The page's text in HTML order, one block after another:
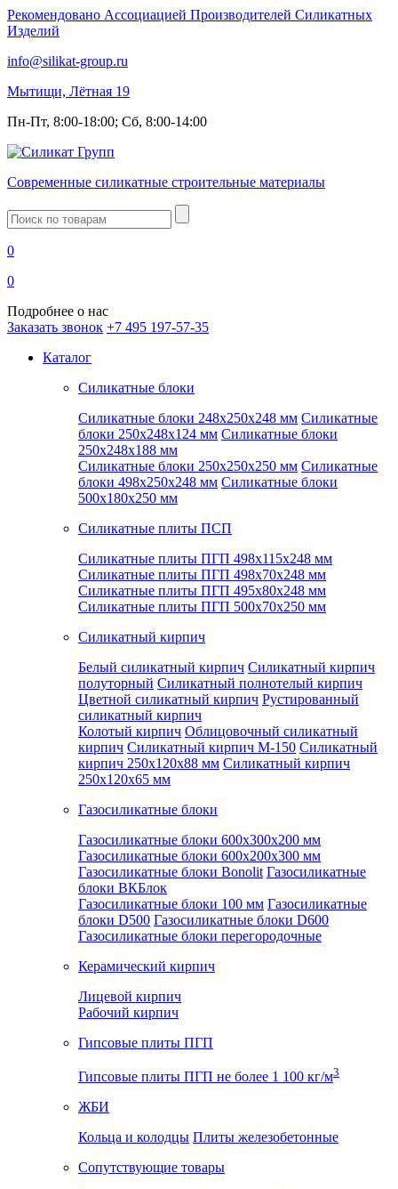
Рекомендовано Ассоциацией Производителей Силикатных
Изделий
info@silikat-group.ru
Мытищи, Лётная 19
Пн-Пт, 8:00-18:00; Сб, 8:00-14:00
Современные силикатные строительные материалы
Введите
запрос
0
0
Подробнее о нас
Заказать звонок +7 495 197-57-35
Каталог
Силикатные блоки
Силикатные блоки 248x250x248 мм Силикатные
блоки 250x248x124 мм Силикатные блоки
250x248x188 мм
Силикатные блоки 250x250x250 мм Силикатные
блоки 498x250x248 мм Силикатные блоки
500x180x250 мм
Силикатные плиты ПСП
Силикатные плиты ПГП 498x115x248 мм
Силикатные плиты ПГП 498x70x248 мм
Силикатные плиты ПГП 495x80x248 мм
Силикатные плиты ПГП 500x70x250 мм
Силикатный кирпич
Белый силикатный кирпич Силикатный кирпич
полуторный Силикатный полнотелый кирпич
Цветной силикатный кирпич Рустированный
силикатный кирпич
Колотый кирпич Облицовочный силикатный
кирпич Силикатный кирпич М-150 Силикатный
кирпич 250x120x88 мм Силикатный кирпич
250x120x65 мм
Газосиликатные блоки
Газосиликатные блоки 600x300x200 мм
Газосиликатные блоки 600x200x300 мм
Газосиликатные блоки Bonolit Газосиликатные
блоки ВКБлок
Газосиликатные блоки 100 мм Газосиликатные
блоки D500 Газосиликатные блоки D600
Газосиликатные блоки перегородочные
Керамический кирпич
Лицевой кирпич
Рабочий кирпич
Гипсовые плиты ПГП
Гипсовые плиты ПГП не более 1 100 кг/м3
ЖБИ
Кольца и колодцы Плиты железобетонные
Сопутствующие товары